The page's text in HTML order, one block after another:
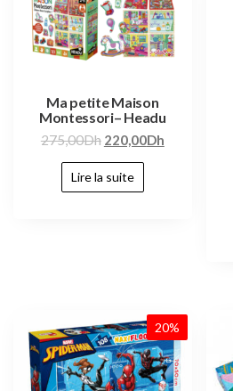
Ma petite Maison
Montessori– Headu
275,00Dh 220,00Dh
Lire la suite
20%